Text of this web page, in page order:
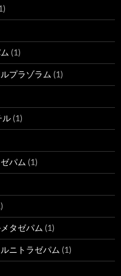
(1)
プラゾラム (1)
ル (1)
パム (1)
タゼパム (1)
ニトラゼパム (1)